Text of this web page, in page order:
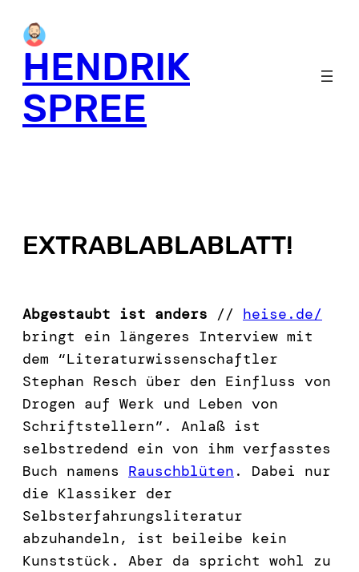
HENDRIK
SPREE
EXTRABLABLABLATT!
Abgestaubt ist anders // heise.de/
bringt ein längeres Interview mit
dem “Literaturwissenschaftler
Stephan Resch über den Einfluss von
Drogen auf Werk und Leben von
Schriftstellern”. Anlaß ist
selbstredend ein von ihm verfasstes
Buch namens Rauschblüten . Dabei nur
die Klassiker der
Selbsterfahrungsliteratur
abzuhandeln, ist beileibe kein
Kunststück. Aber da spricht wohl zu